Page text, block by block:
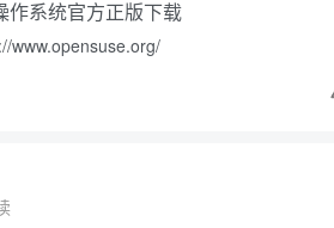
作系统官方正版下载
www.opensuse.org/